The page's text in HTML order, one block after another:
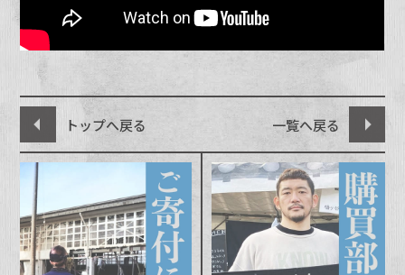
トップへ戻る 一覧へ戻る